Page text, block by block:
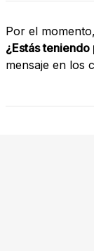
Por el
¿Estás
mensaje en los